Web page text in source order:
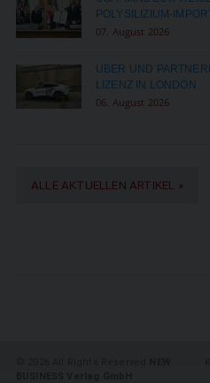
POLYSILIZIUM-
07. August 2026
UBER UND
LIZENZ IN LONDON
06. August 2026
ALLE AKTUELLEN ARTIKEL »